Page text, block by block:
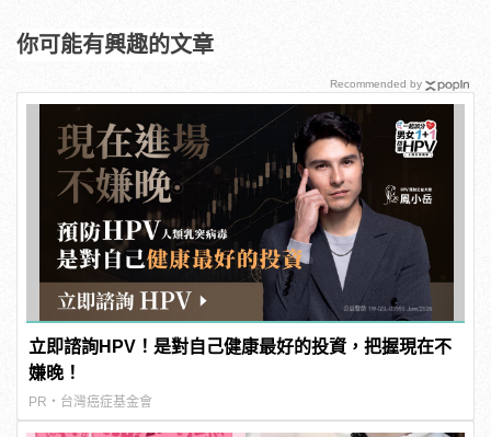
你可能有興趣的文章
立即諮詢HPV！是對自己健康最好的投資，把握現在不
嫌晚！
PR・台灣癌症基金會
Recommended by